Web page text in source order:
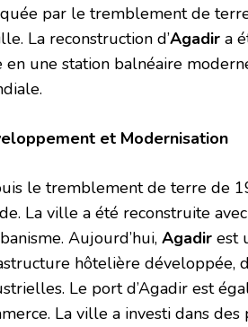
par le tremblement de
La reconstruction d’Agadir a
une station balnéaire
et Modernisation
le tremblement de terre de
La ville a été reconstruite
Aujourd’hui, Agadir est
hôtelière développée,
Le port d’Agadir est
La ville a investi dans